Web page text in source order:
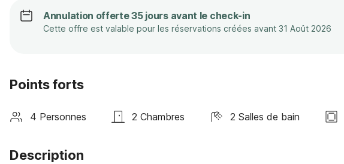
Annulation offerte 35 jours avant le check-in
Cette offre est valable pour les réservations créées avant 31 Août 2026
Points forts
4 Personnes 2 Chambres 2 Salles de bain
Description